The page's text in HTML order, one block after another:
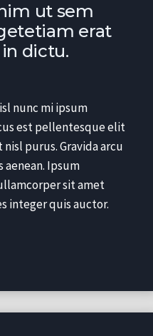
ut sem
erat
dictu.
nunc mi ipsum
est pellentesque elit
purus. Gravida arcu
Ipsum
sit amet
integer quis auctor.